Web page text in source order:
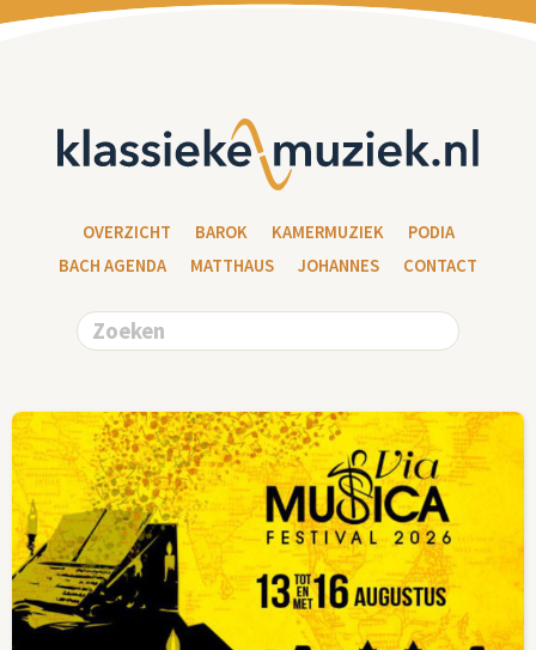
OVERZICHT BAROK KAMERMUZIEK
PODIA
BACH AGENDA
MATTHAUS JOHANNES CONTACT